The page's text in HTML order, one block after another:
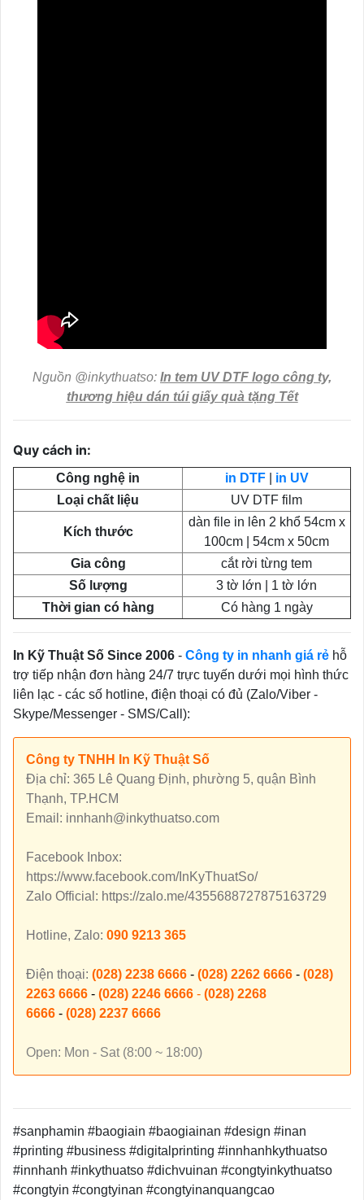
Nguồn @inkythuatso: In tem UV DTF logo công ty,
thương hiệu dán túi giấy quà tặng Tết
Quy cách in:
Công nghệ in in DTF| in UV
Loại chất liệu
UV DTF film
Kích thước
dàn file in lên 2 khổ 54cm x
100cm | 54cm x 50cm
Gia công
cắt rời từng tem
Số lượng
3 tờ lớn | 1 tờ lớn
Thời gian có hàng
Có hàng 1 ngày
In Kỹ Thuật Số Since 2006 - Công ty in nhanh giá rẻ hỗ
trợ tiếp nhận đơn hàng 24/7 trực tuyến dưới mọi hình thức
liên lạc - các số hotline, điện thoại có đủ (Zalo/Viber -
Skype/Messenger - SMS/Call):
Công ty TNHH In Kỹ Thuật Số
Địa chỉ: 365 Lê Quang Định, phường 5, quận Bình
Thạnh, TP.HCM
Email: innhanh@inkythuatso.com
Facebook Inbox:
https://www.facebook.com/InKyThuatSo/
Zalo Official: https://zalo.me/4355688727875163729
Hotline, Zalo: 090 9213 365
Điện thoại: (028) 2238 6666 - (028) 2262 6666 - (028)
2263 6666 - (028) 2246 6666 - (028) 2268
6666 - (028) 2237 6666
Open: Mon - Sat (8:00 ~ 18:00)
#sanphamin #baogiain #baogiainan #design #inan
#printing #business #digitalprinting #innhanhkythuatso
#innhanh #inkythuatso #dichvuinan #congtyinkythuatso
#congtyin #congtyinan #congtyinanquangcao